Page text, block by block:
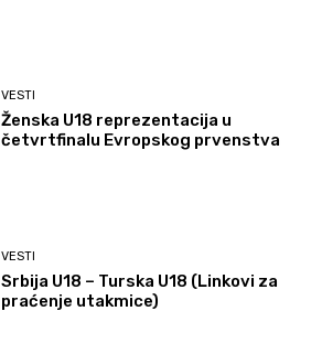
VESTI
Ženska U18 reprezentacija u
četvrtfinalu Evropskog prvenstva
VESTI
Srbija U18 – Turska U18 (Linkovi za
praćenje utakmice)